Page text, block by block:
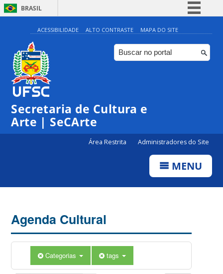
BRASIL
Simplifique!
Comunica BR
Participe
ACESSIBILIDADE ALTO CONTRASTE MAPA DO SITE
Secretaria de Cultura e
Arte | SeCArte
Área Restrita Administradores do Site
MENU
Agenda Cultural
Categorias tags